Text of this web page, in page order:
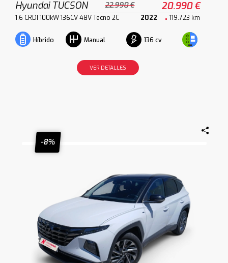
Hyundai TUCSON 22.990 € 20.990 €
1.6 CRDI 100kW 136CV 48V Tecno 2C 2022 119.723 km
Híbrido Manual 136 cv
VER DETALLES
-8%